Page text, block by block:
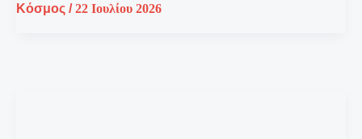
Κόσμος /22 Ιουλίου 2026